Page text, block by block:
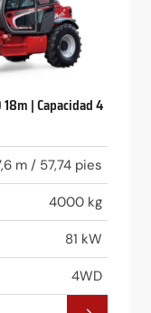
| Capacidad 4
m / 57,74 pies
4000 kg
81 kW
4WD